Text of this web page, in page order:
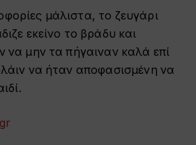
μάλιστα, το ζευγάρι
εκείνο το βράδυ και
να μην τα πήγαιναν καλά επί
να ήταν αποφασισμένη να